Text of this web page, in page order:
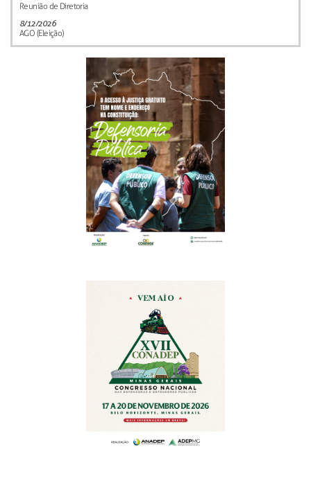
Reunião de Diretoria
8/12/2026
AGO (Eleição)